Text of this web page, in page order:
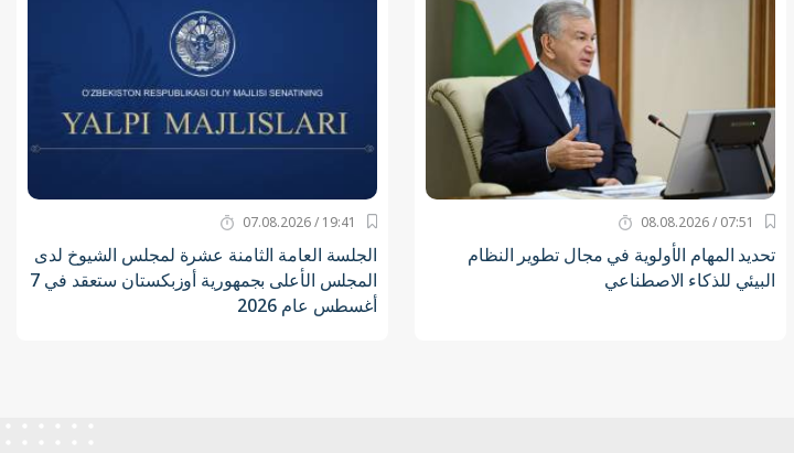
07:51 / 08.08.2026
تحديد المهام الأولوية في مجال تطوير النظام
البيئي للذكاء الاصطناعي
19:41 / 07.08.2026
الجلسة العامة الثامنة عشرة لمجلس الشيوخ لدى
المجلس الأعلى بجمهورية أوزبكستان ستعقد في 7
أغسطس عام 2026